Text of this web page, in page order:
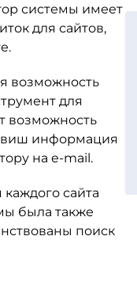
системы имеет
для сайтов,
возможность
для
возможность
информация
на e-mail.
сайта
была также
поиск